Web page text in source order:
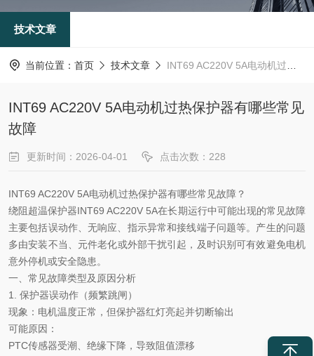
技术文章
当前位置： 首页 技术文章 INT69 AC220V 5A电动机过热保护器有哪些常见故障
INT69 AC220V 5A电动机过热保护器有哪些常见
故障
更新时间：2026-04-01 点击次数：228
INT69 AC220V 5A电动机过热保护器有哪些常见故障？
绕阻超温保护器INT69 AC220V 5A在长期运行中可能出现的常见故障
主要包括误动作、无响应、指示异常和接线端子问题等‌。产生的问题
多由安装不当、元件老化或外部干扰引起，及时识别可有效避免电机
意外停机或安全隐患。
一、常见故障类型及原因分析
1. ‌保护器误动作（频繁跳闸）‌
现象 ‌：电机温度正常，但保护器红灯亮起并切断输出
可能原因 ‌：
PTC传感器受潮、绝缘下降，导致阻值漂移